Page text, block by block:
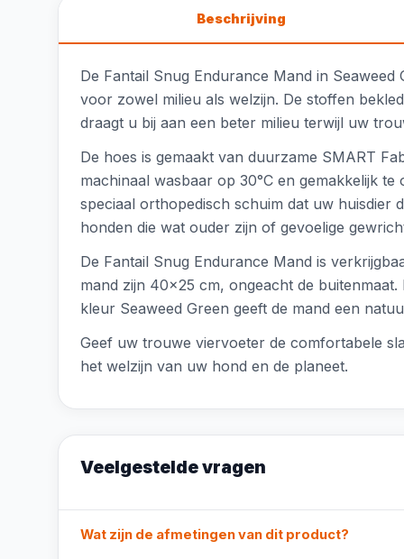
Beschrijving
De Fantail Snug Endurance Mand in
voor zowel milieu als welzijn. De stoffen
draagt u bij aan een beter milieu terwijl uw
De hoes is gemaakt van duurzame SMART
machinaal wasbaar op 30°C en gemakkelijk
speciaal orthopedisch schuim dat uw huisdier
honden die wat ouder zijn of gevoelige
De Fantail Snug Endurance Mand is
mand zijn 40x25 cm, ongeacht de
kleur Seaweed Green geeft de mand een
Geef uw trouwe viervoeter de comfortabele
het welzijn van uw hond en de planeet.
Veelgestelde vragen
Wat zijn de afmetingen van dit product?